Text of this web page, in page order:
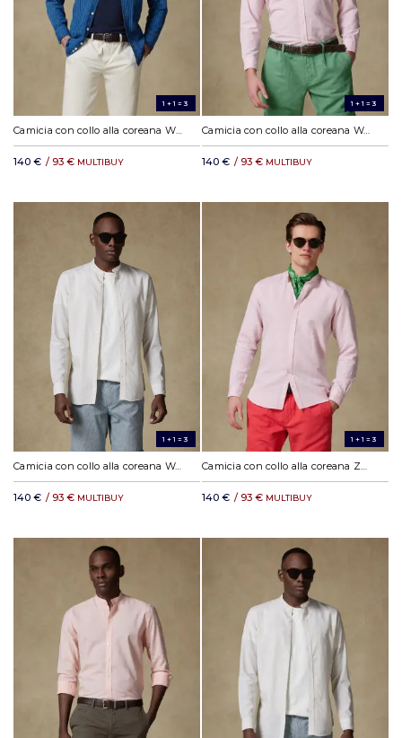
1+1=3
Camicia con collo alla coreana Willow a righe indaco
140 € / 93 € MULTIBUY
1+1=3
Camicia con collo alla coreana Wayne in lino rosa
140 € / 93 € MULTIBUY
1+1=3
Camicia con collo alla coreana Wayne in lino sabbia
140 € / 93 € MULTIBUY
1+1=3
140 € / 93 € MULTIBUY